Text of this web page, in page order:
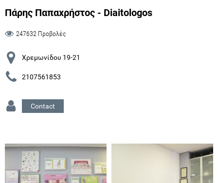
Πάρης Παπαχρήστος - Diaitologos
247632 Προβολές
Χρεμωνίδου 19-21
2107561853
Contact